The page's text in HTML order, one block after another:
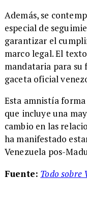
Además, se
especial de
garantizar el
marco legal. El
mandataria para
gaceta oficial
Esta amnistía
que incluye una
cambio en las
ha manifestado
Venezuela pos-
Fuente: Todo sobre